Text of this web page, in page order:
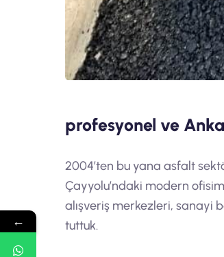
profesyonel ve
2004’ten bu yana asfalt
Çayyolu’ndaki modern
alışveriş merkezleri, sanayi
tuttuk.
←